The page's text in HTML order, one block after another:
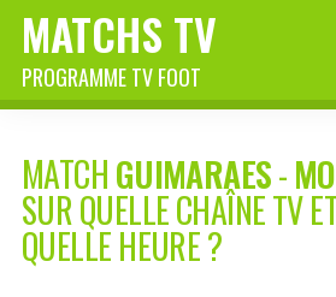
MATCHS TV
PROGRAMME TV FOOT
MATCHGUIMARAES-
SUR QUELLE CHAÎNE TV
QUELLE HEURE ?